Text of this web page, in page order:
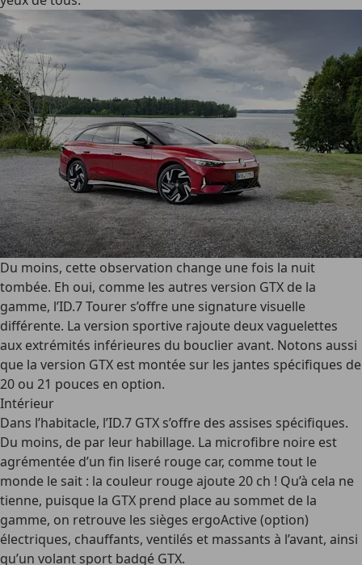
Du moins, cette observation change une fois la nuit
tombée. Eh oui, comme les autres version GTX de la
gamme, l’ID.7 Tourer s’offre une signature visuelle
différente. La version sportive rajoute deux vaguelettes
aux extrémités inférieures du bouclier avant. Notons aussi
que la version GTX est montée sur les jantes spécifiques de
20 ou 21 pouces en option.
Intérieur
Dans l’habitacle, l’ID.7 GTX s’offre des assises spécifiques.
Du moins, de par leur habillage. La microfibre noire est
agrémentée d’un fin liseré rouge car, comme tout le
monde le sait : la couleur rouge ajoute 20 ch ! Qu’à cela ne
tienne, puisque la GTX prend place au sommet de la
gamme, on retrouve les sièges ergoActive (option)
électriques, chauffants, ventilés et massants à l’avant, ainsi
qu’un volant sport badgé GTX.